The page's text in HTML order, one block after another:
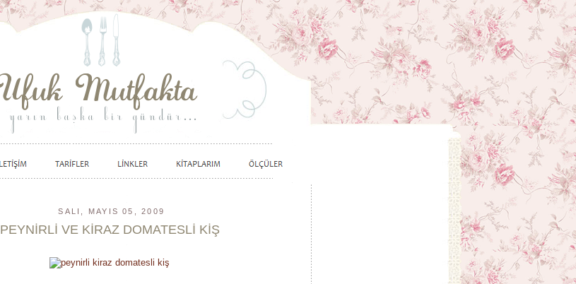
SALI, MAYIS 05, 2009
PEYNİRLİ VE KİRAZ DOMATESLİ KİŞ